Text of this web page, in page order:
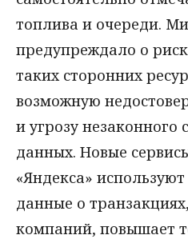
топлива и очереди.
предупреждало о
таких сторонних
возможную
и угрозу незаконного
данных. Новые
«Яндекса»
данные о
компаний, повышает